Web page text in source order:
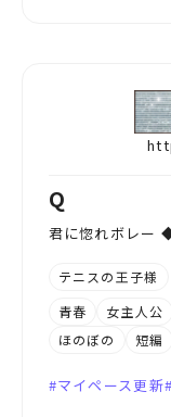
Q
君に惚れボレー
テニスの王子様
青春
女主人公
ほのぼの
短編
マイペース更新